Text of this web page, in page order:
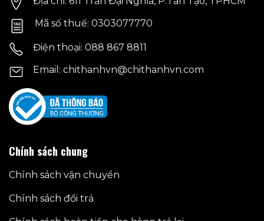
Mã số thuế: 0303077770
Điện thoại: 088 867 8811
Email: chithanhvn@chithanhvn.com
Chính sách chung
Chính sách vận chuyển
Chính sách đổi trả